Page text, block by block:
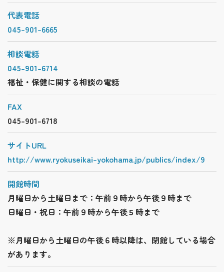
代表電話
045-901-6665
相談電話
045-901-6714
福祉・保健に関する相談の電話
FAX
045-901-6718
サイトURL
http://www.ryokuseikai-yokohama.jp/publics/index/9
開館時間
月曜日から土曜日まで：午前９時から午後９時まで
日曜日・祝日：午前９時から午後５時まで
※月曜日から土曜日の午後６時以降は、閉館している場合
があります。